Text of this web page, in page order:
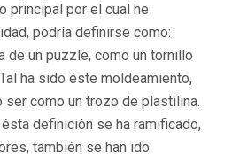
principal por el cual he
podría definirse como:
de un puzzle, como un tornillo
ha sido éste moldeamiento,
ser como un trozo de plastilina.
definición se ha ramificado,
también se han ido